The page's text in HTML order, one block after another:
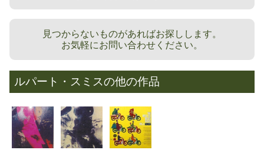
見つからないものがあればお探しします。
お気軽にお問い合わせください。
ルパート・スミスの他の作品